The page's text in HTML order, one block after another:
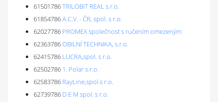
61501786TRILOBIT REAL s.r.o.
61854786A.C.V. - ČR, spol. s r.o.
62027786 PROMEX společnost s ručením omezeným
62363786OBILNÍ TECHNIKA, s.r.o.
62415786 LUCRA,spol. s r.o.
62502786 1. Polar s.r.o.
62583786 RayLine,spol.s r.o.
62739786 D E M spol. s r.o.